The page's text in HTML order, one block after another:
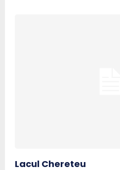
Lacul Chereteu